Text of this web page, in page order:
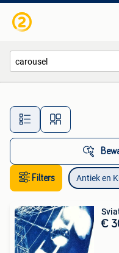
Alle
Filters Antiek en
€